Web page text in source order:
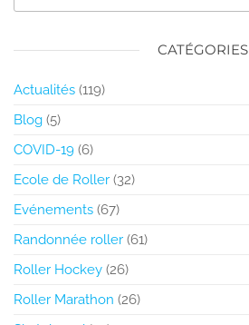
CATÉGORIES
Actualités (119)
Blog (5)
COVID-19 (6)
Ecole de Roller (32)
Evénements (67)
Randonnée roller (61)
Roller Hockey (26)
Roller Marathon (26)